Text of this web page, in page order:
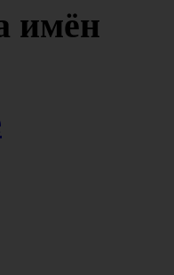
имён